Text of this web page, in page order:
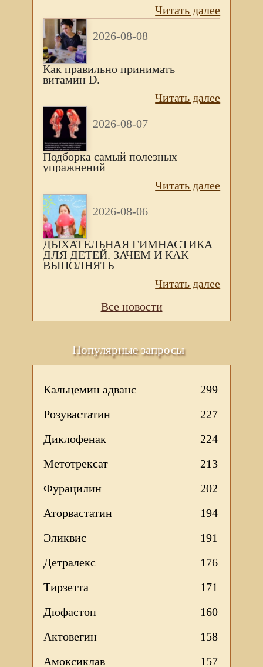
Читать далее
2026-08-08
Как правильно принимать
витамин D.
Читать далее
2026-08-07
Подборка самый полезных
упражнений
Читать далее
2026-08-06
ДЫХАТЕЛЬНАЯ ГИМНАСТИКА
ДЛЯ ДЕТЕЙ. ЗАЧЕМ И КАК
ВЫПОЛНЯТЬ
Читать далее
Все новости
Популярные запросы
Кальцемин адванс
299
Розувастатин
227
Диклофенак
224
Метотрексат
213
Фурацилин
202
Аторвастатин
194
Эликвис
191
Детралекс
176
Тирзетта
171
Дюфастон
160
Актовегин
158
Амоксиклав
157